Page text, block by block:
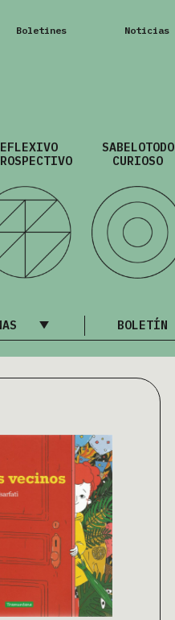
Boletines Noticias
SABELOTODO
CURIOSO
BOLETÍN